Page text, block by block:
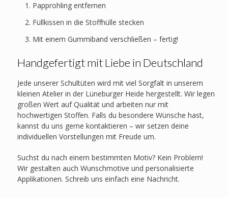
Papprohling entfernen
Füllkissen in die Stoffhülle stecken
Mit einem Gummiband verschließen – fertig!
Handgefertigt mit Liebe in Deutschland
Jede unserer Schultüten wird mit viel Sorgfalt in unserem
kleinen Atelier in der Lüneburger Heide hergestellt. Wir legen
großen Wert auf Qualität und arbeiten nur mit
hochwertigen Stoffen. Falls du besondere Wünsche hast,
kannst du uns gerne kontaktieren – wir setzen deine
individuellen Vorstellungen mit Freude um.
Suchst du nach einem bestimmten Motiv? Kein Problem!
Wir gestalten auch Wunschmotive und personalisierte
Applikationen. Schreib uns einfach eine Nachricht.